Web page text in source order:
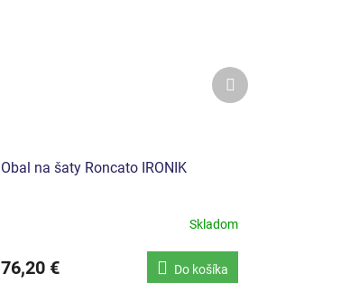
Obal na šaty Roncato IRONIK
Skladom
76,20 € Do košíka
Ďalší
produkt